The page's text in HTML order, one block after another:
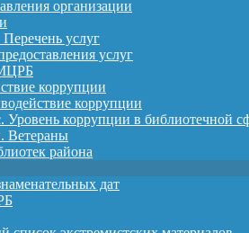
организации
услуг
услуг
коррупции
коррупции
Уровень коррупции в библиотечной
Ветераны
района
дат